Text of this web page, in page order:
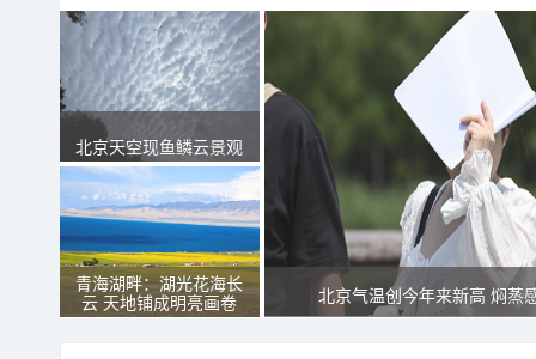
北京天空现鱼鳞云景观
青海湖畔：湖光花海长
云 天地铺成明亮画卷
北京气温创今年来新高 焖蒸